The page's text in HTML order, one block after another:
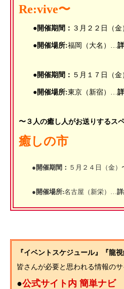
Re:vive〜
●開催期間： ３月２２日（
●開催場所:福岡（大名）…
●開催期間： ５月１７日（
●開催場所:東京（新宿）…
〜３人の癒し人がお送りするス
癒しの市
●開催期間： ５月２４日（金
●開催場所:名古屋（新栄）…
『イベントスケジュール』『龍
皆さんが必要と思われる情報のサ
●公式サイト内 簡単ナビ